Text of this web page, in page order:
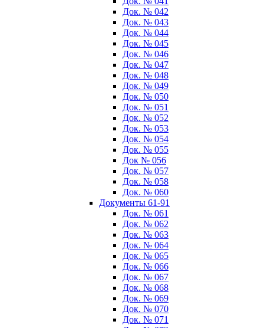
Док. № 042
Док. № 043
Док. № 044
Док. № 045
Док. № 046
Док. № 047
Док. № 048
Док. № 049
Док. № 050
Док. № 051
Док. № 052
Док. № 053
Док. № 054
Док. № 055
Док № 056
Док. № 057
Док. № 058
Док. № 060
Документы 61-91
Док. № 061
Док. № 062
Док. № 063
Док. № 064
Док. № 065
Док. № 066
Док. № 067
Док. № 068
Док. № 069
Док. № 070
Док. № 071